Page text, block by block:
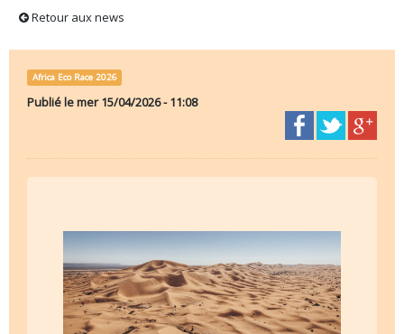
Retour aux news
Africa Eco Race 2026
Publié lemer 15/04/2026 - 11:08